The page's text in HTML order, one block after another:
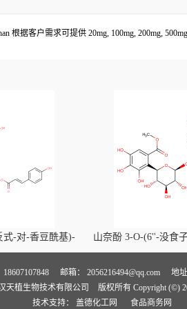
根据客户需求可提供 20mg, 100mg, 200mg,
式-对-香豆酰基)-
Kaempferol-3-O-
beta-D-
号:121651-61-4
山奈酚 3-O-(6''-没食
萄糖苷价格,
beta-D-
号
18607107848 邮箱： 2056216494@qq.com
地
天植生物技术有限公司
版权所有 Copyright (©)
技术支持： 盖德化工网 食品商务网